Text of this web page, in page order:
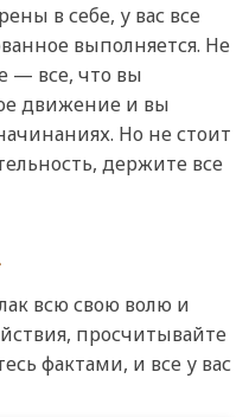
в себе, у вас все
выполняется. Не
— все, что вы
движение и вы
Но не стоит
держите все
всю свою волю и
просчитывайте
фактами, и все у вас